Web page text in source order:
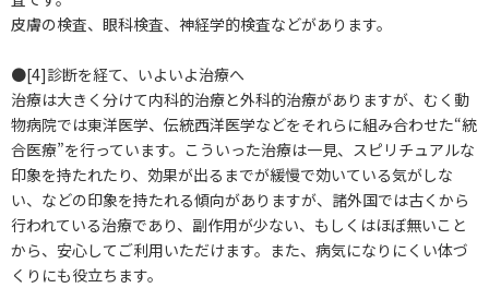
皮膚の検査、眼科検査、神経学的検査などがあります。
●[4]診断を経て、いよいよ治療へ
治療は大きく分けて内科的治療と外科的治療がありますが、むく動
物病院では東洋医学、伝統西洋医学などをそれらに組み合わせた“統
合医療”を行っています。こういった治療は一見、スピリチュアルな
印象を持たれたり、効果が出るまでが緩慢で効いている気がしな
い、などの印象を持たれる傾向がありますが、諸外国では古くから
行われている治療であり、副作用が少ない、もしくはほぼ無いこと
から、安心してご利用いただけます。また、病気になりにくい体づ
くりにも役立ちます。